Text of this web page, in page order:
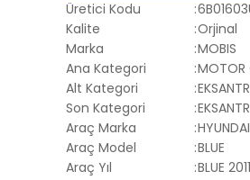
Üretici Kodu
:
Kalite
:Orjinal
Marka
:MOBIS
Ana Kategori
:MOTOR
Alt Kategori
:
Son Kategori
:
Araç Marka
:HYUNDAI
Araç Model
:BLUE
Araç Yıl
:BLUE